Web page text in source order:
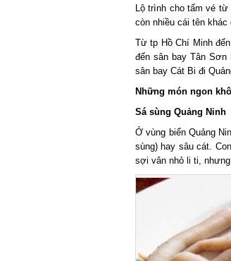
Lộ trình cho tấm vé từ
còn nhiều cái tên khác
Từ tp Hồ Chí Minh
đến sân bay Tân Sơn
sân bay Cát Bi đi
Những món ngon
Sá sùng Quảng Ninh
Ở vùng biển Quảng
sùng) hay sâu cát.
sợi vân nhỏ li ti,